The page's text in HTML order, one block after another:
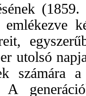
utolsó
számára a
A